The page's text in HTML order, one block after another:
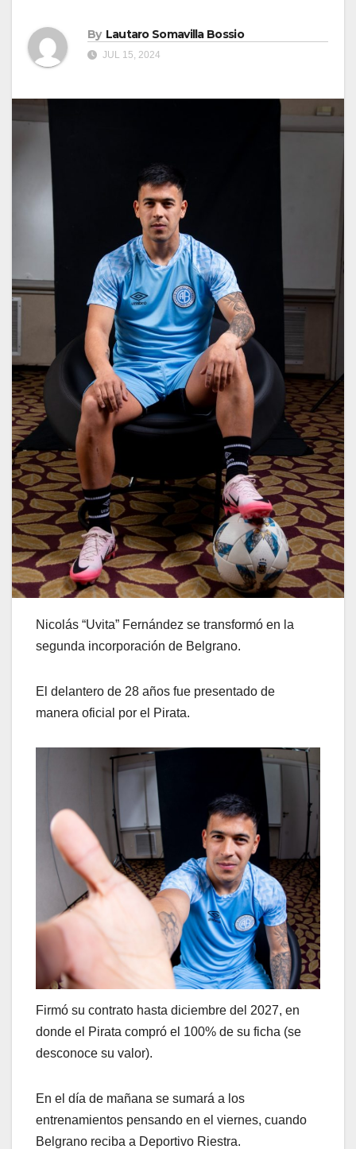
By Lautaro Somavilla Bossio
JUL 15, 2024
Nicolás “Uvita” Fernández se transformó en la
segunda incorporación de Belgrano.
El delantero de 28 años fue presentado de
manera oficial por el Pirata.
Firmó su contrato hasta diciembre del 2027, en
donde el Pirata compró el 100% de su ficha (se
desconoce su valor).
En el día de mañana se sumará a los
entrenamientos pensando en el viernes, cuando
Belgrano reciba a Deportivo Riestra.